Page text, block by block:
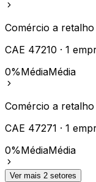
Comércio a
CAE 47210 · 1
0%MédiaMédia
Comércio a
CAE 47271 · 1
0%MédiaMédia
Ver mais 2 setores